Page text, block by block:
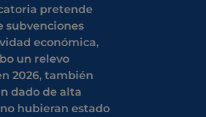
pretende
subvenciones
económica,
un relevo
2026, también
dado de alta
hubieran estado